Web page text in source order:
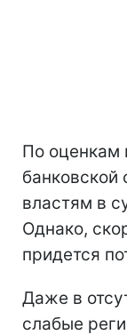
По оценкам
банковской
властям в
Однако,
придется
Даже в
слабые